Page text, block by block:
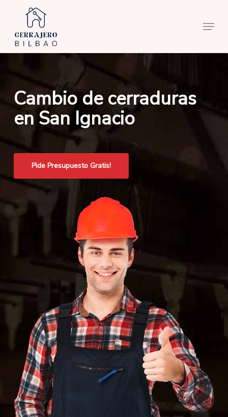
main
content
Menu
Cambio de cerraduras
en San Ignacio
Pide Presupuesto Gratis!